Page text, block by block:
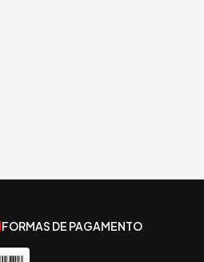
FORMAS DE PAGAMENTO